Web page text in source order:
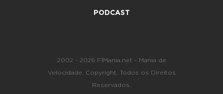
PODCAST
2002 - 2026 F1Mania.net - Mania de
Velocidade. Copyright. Todos os Direitos
Reservados.